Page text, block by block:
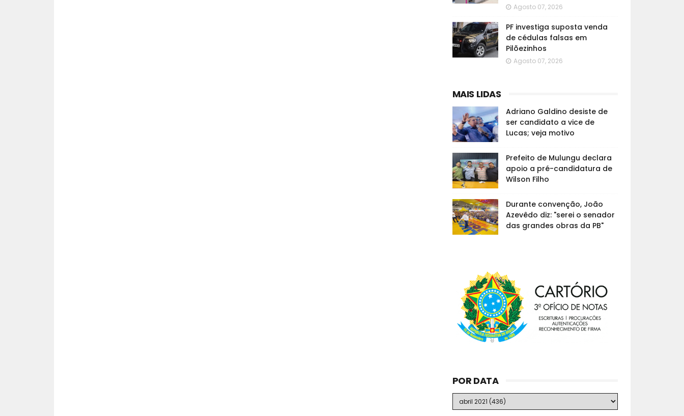
Agosto 07, 2026
PF investiga suposta venda
de cédulas falsas em
Pilõezinhos
Agosto 07, 2026
MAIS LIDAS
Adriano Galdino desiste de
ser candidato a vice de
Lucas; veja motivo
Prefeito de Mulungu declara
apoio a pré-candidatura de
Wilson Filho
Durante convenção, João
Azevêdo diz: "serei o senador
das grandes obras da PB"
POR DATA